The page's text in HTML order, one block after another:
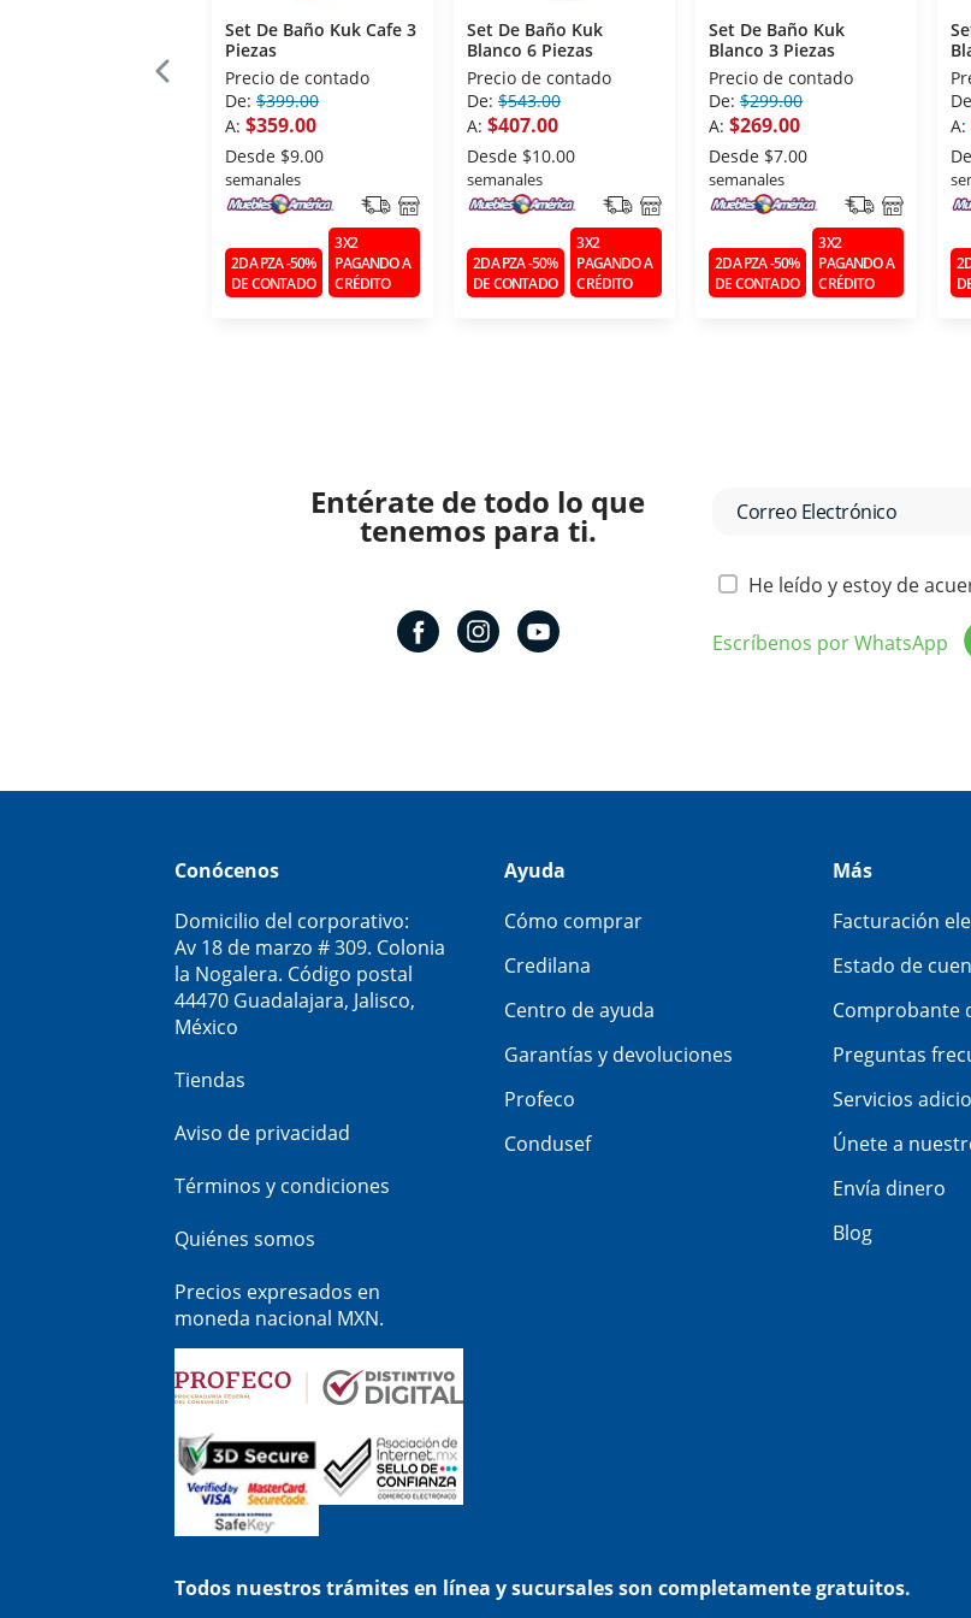
Set De Baño Kuk Cafe 3
Piezas
Precio de contado
De: $399.00
A: $359.00
Desde $9.00
semanales
2DA PZA -50%
DE CONTADO
3X2
PAGANDO A
CRÉDITO
Set De Baño Kuk
Blanco 6 Piezas
Precio de contado
De: $543.00
A: $407.00
Desde $10.00
semanales
2DA PZA -50%
DE CONTADO
3X2
PAGANDO A
CRÉDITO
Set De Baño Kuk
Blanco 3 Piezas
Precio de contado
De: $299.00
A: $269.00
Desde $7.00
semanales
2DA PZA -50%
DE CONTADO
3X2
PAGANDO A
CRÉDITO
A:
Entérate de todo lo que
tenemos para ti.
He leído y estoy de
Escríbenos por WhatsApp
Conócenos
Domicilio del corporativo:
Av 18 de marzo # 309. Colonia
la Nogalera. Código postal
44470 Guadalajara, Jalisco,
México
Tiendas
Aviso de privacidad
Términos y condiciones
Quiénes somos
Precios expresados en
moneda nacional MXN.
Ayuda
Cómo comprar
Credilana
Centro de ayuda
Garantías y devoluciones
Profeco
Condusef
Más
Facturación
Estado de
Comprobante
Preguntas
Servicios
Únete a
Envía dinero
Blog
Todos nuestros trámites en línea y sucursales son completamente gratuitos.